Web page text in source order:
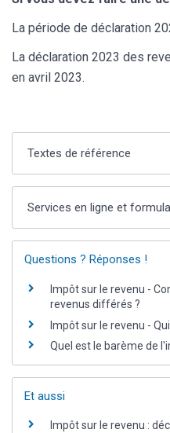
La période de déclaration
La déclaration 2023 des
en avril 2023.
Textes de référence
Services en ligne et
Questions ? Réponses !
Impôt sur le revenu -
revenus différés ?
Impôt sur le revenu -
Quel est le barème de
Et aussi
Impôt sur le revenu :